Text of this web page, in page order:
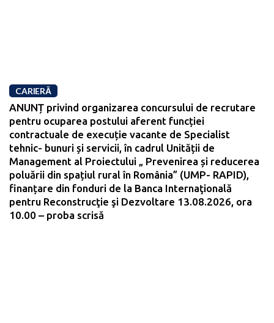
CARIERĂ
ANUNȚ privind organizarea concursului de recrutare
pentru ocuparea postului aferent funcției
contractuale de execuție vacante de Specialist
tehnic- bunuri și servicii, în cadrul Unității de
Management al Proiectului „ Prevenirea și reducerea
poluării din spațiul rural în România” (UMP- RAPID),
finanțare din fonduri de la Banca Internaţională
pentru Reconstrucţie şi Dezvoltare 13.08.2026, ora
10.00 – proba scrisă